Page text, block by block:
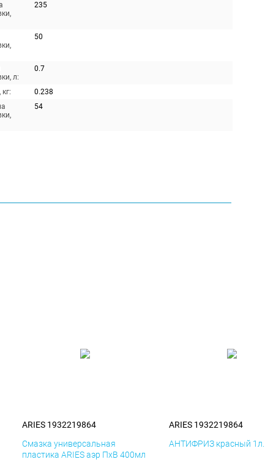
235
50
л:
0.7
0.238
54
ARIES 1932219864
Смазка универсальная
пластика ARIES аэр ПхВ 400мл
ARIES 1932219864
АНТИФРИЗ красный 1л.